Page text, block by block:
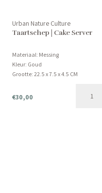
Urban Nature Culture
Taartschep | Cake Server
Materiaal: Messing
Kleur: Goud
Grootte: 22.5 x 7.5 x 4.5 CM
€30,00